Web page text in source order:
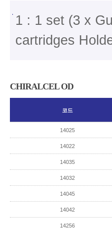
1 : 1 set (3 x
cartridges
CHIRALCEL OD
코드
14025
14022
14035
14032
14045
14042
14256